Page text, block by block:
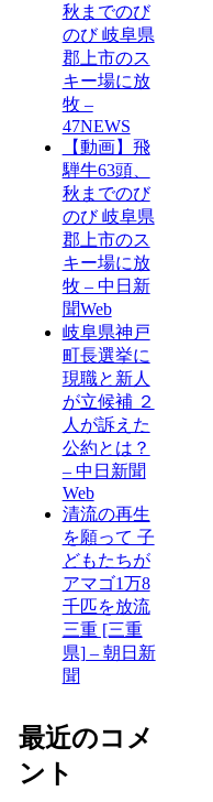
秋までのび
のび 岐阜県
郡上市のス
キー場に放
牧 –
47NEWS
【動画】飛
騨牛63頭、
秋までのび
のび 岐阜県
郡上市のス
キー場に放
牧 – 中日新
聞Web
岐阜県神戸
町長選挙に
現職と新人
が立候補 ２
人が訴えた
公約とは？
– 中日新聞
Web
清流の再生
を願って 子
どもたちが
アマゴ1万8
千匹を放流
三重 [三重
県] – 朝日新
聞
最近のコメ
ント